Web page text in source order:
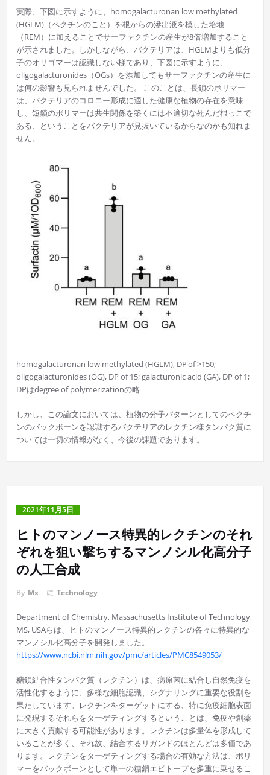
実際、下図に示すように、homogalacturonan low methylated
(HGLM)（ペクチンのこと）を根からの滲出液を模した培地
（REM）に加えることでサーファクチンの産生が8倍増加すること
が示されました。しかしながら、バクテリアは、HGLMよりも低分
子のオリゴマーは認識しない様であり、下図に示すように、
oligogalacturonides（OGs）を添加してもサーファクチンの産生に
は何の影響も見られませんでした。 このことは、長鎖のポリマー
は、バクテリアのコロニー形成に適した健康な植物の存在を意味
し、短鎖のポリマーは共生関係を築くには不適切な死んだ根っこで
ある、ということをバクテリアが見抜いているからなのかも知れま
せん。
homogalacturonan low methylated (HGLM), DP of >150;
oligogalacturonides (OG), DP of 15; galacturonic acid (GA), DP of 1;
DPはdegree of polymerizationの略
しかし、この論文においては、植物の分子パターンとしてのペクチ
ンのバックボーンを認識するバクテリアのレクチン様タンパク質に
ついては一切の情報がなく、今後の課題であります。
2021年11月5日
ヒトのマンノース特異的レクチンのそれ
ぞれを狙い撃ちするマンノシル化高分子
の人工合成
By Mx に Technology
Department of Chemistry, Massachusetts Institute of Technology,
MS, USAらは、ヒトのマンノース特異的レクチンの各々に特異的な
マンノシル化高分子を開発しました。
https://www.ncbi.nlm.nih.gov/pmc/articles/PMC8549053/
糖鎖結合性タンパク質（レクチン）は、病原菌に結合し自然免疫を
活性化するように、多様な細胞認識、シグナリングに重要な役割を
果たしています。レクチンをターゲットにする、特に免疫細胞表面
に発現するそれらをターゲティングするということは、免疫や創薬
に大きく貢献する可能性があります。レクチンは多量体を形成して
いることが多く、それ故、結合するリガンドのほとんどは多価であ
ります。レクチンをターゲティングする場合の有効な方法は、ポリ
マーをバックボーンとして単一の糖鎖エピトープを多重に乗せるこ